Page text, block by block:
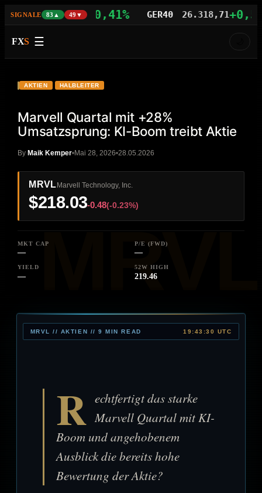
SIGNALE 83▲ 49▼
29.541,46+0,41% GER40 26.318,71+0,56%
FXS ☰
MRVL
AKTIEN HALBLEITER
Marvell Quartal mit +28%
Umsatzsprung: KI-Boom treibt Aktie
ByMaik Kemper Mai 28, 2026 28.05.2026
MRVL Marvell Technology, Inc.
$218.03-0.48(-0.23%)
MKT CAP
—
P/E (FWD)
—
YIELD
—
52W HIGH
219.46
MRVL // AKTIEN // 9 MIN READ 19:43:30 UTC
R echtfertigt das starke
Marvell Quartal mit KI-
Boom und angehobenem
Ausblick die bereits hohe
Bewertung der Aktie?